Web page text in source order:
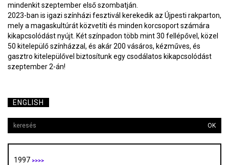
mindenkit szeptember első szombatján.
2023-ban is igazi színházi fesztivál kerekedik az Újpesti rakparton,
mely a magaskultúrát közvetíti és minden korcsoport számára
kikapcsolódást nyújt. Két színpadon több mint 30 fellépővel, közel
50 kitelepülő színházzal, és akár 200 vásáros, kézműves, és
gasztro kitelepülővel biztosítunk egy csodálatos kikapcsolódást
szeptember 2-án!
ENGLISH
OK
1997 >>>>